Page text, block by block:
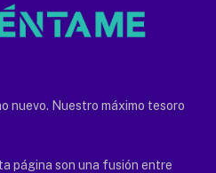
nuevo. Nuestro máximo tesoro
página son una fusión entre